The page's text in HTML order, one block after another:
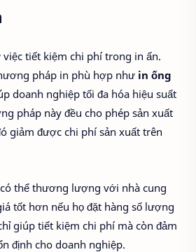
tiết kiệm chi phí trong in ấn.
pháp in phù hợp như in ống
doanh nghiệp tối đa hóa hiệu suất
pháp này đều cho phép sản xuất
giảm được chi phí sản xuất trên
thể thương lượng với nhà cung
tốt hơn nếu họ đặt hàng số lượng
giúp tiết kiệm chi phí mà còn đảm
định cho doanh nghiệp.